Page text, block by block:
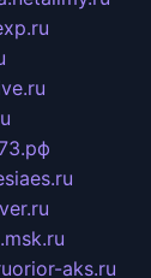
orior-aks.ru